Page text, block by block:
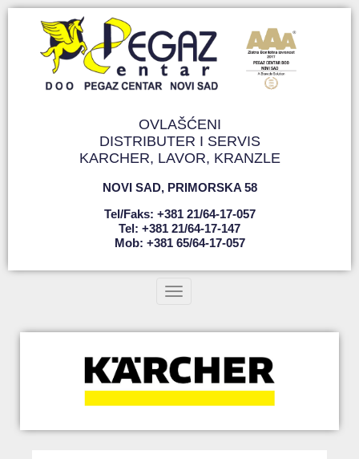
OVLAŠĆENI
DISTRIBUTER I SERVIS
KARCHER, LAVOR, KRANZLE
NOVI SAD, PRIMORSKA 58
Tel/faks: +381 21/64-17-057
Tel: +381 21/64-17-147
Mob: +381 65/64-17-057
Toggle navigation